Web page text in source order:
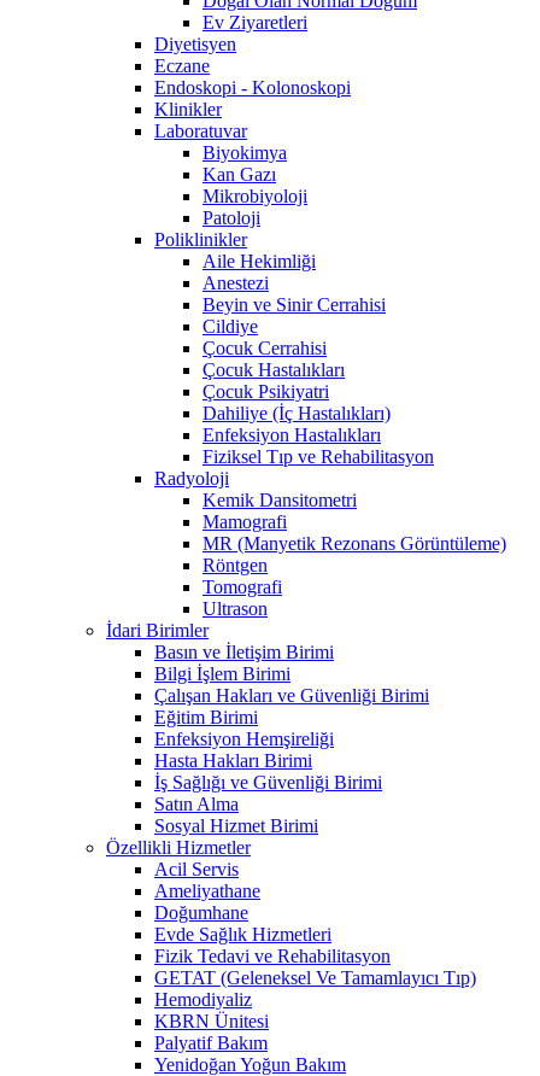
Ev Ziyaretleri
Diyetisyen
Eczane
Endoskopi - Kolonoskopi
Klinikler
Laboratuvar
Biyokimya
Kan Gazı
Mikrobiyoloji
Patoloji
Poliklinikler
Aile Hekimliği
Anestezi
Beyin ve Sinir Cerrahisi
Cildiye
Çocuk Cerrahisi
Çocuk Hastalıkları
Çocuk Psikiyatri
Dahiliye (İç Hastalıkları)
Enfeksiyon Hastalıkları
Fiziksel Tıp ve Rehabilitasyon
Radyoloji
Kemik Dansitometri
Mamografi
MR (Manyetik Rezonans Görüntüleme)
Röntgen
Tomografi
Ultrason
İdari Birimler
Basın ve İletişim Birimi
Bilgi İşlem Birimi
Çalışan Hakları ve Güvenliği Birimi
Eğitim Birimi
Enfeksiyon Hemşireliği
Hasta Hakları Birimi
İş Sağlığı ve Güvenliği Birimi
Satın Alma
Sosyal Hizmet Birimi
Özellikli Hizmetler
Acil Servis
Ameliyathane
Doğumhane
Evde Sağlık Hizmetleri
Fizik Tedavi ve Rehabilitasyon
GETAT (Geleneksel Ve Tamamlayıcı Tıp)
Hemodiyaliz
KBRN Ünitesi
Palyatif Bakım
Yenidoğan Yoğun Bakım